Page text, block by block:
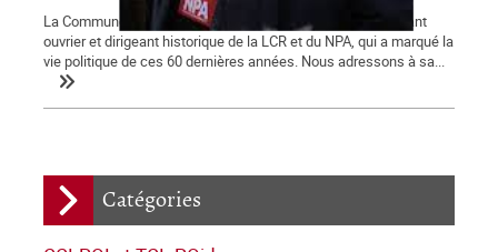
Catégories
La Commune tient à saluer la mémoire d'Alain Krivine, militant
ouvrier et dirigeant historique de la LCR et du NPA, qui a marqué la
vie politique de ces 60 dernières années. Nous adressons à sa...